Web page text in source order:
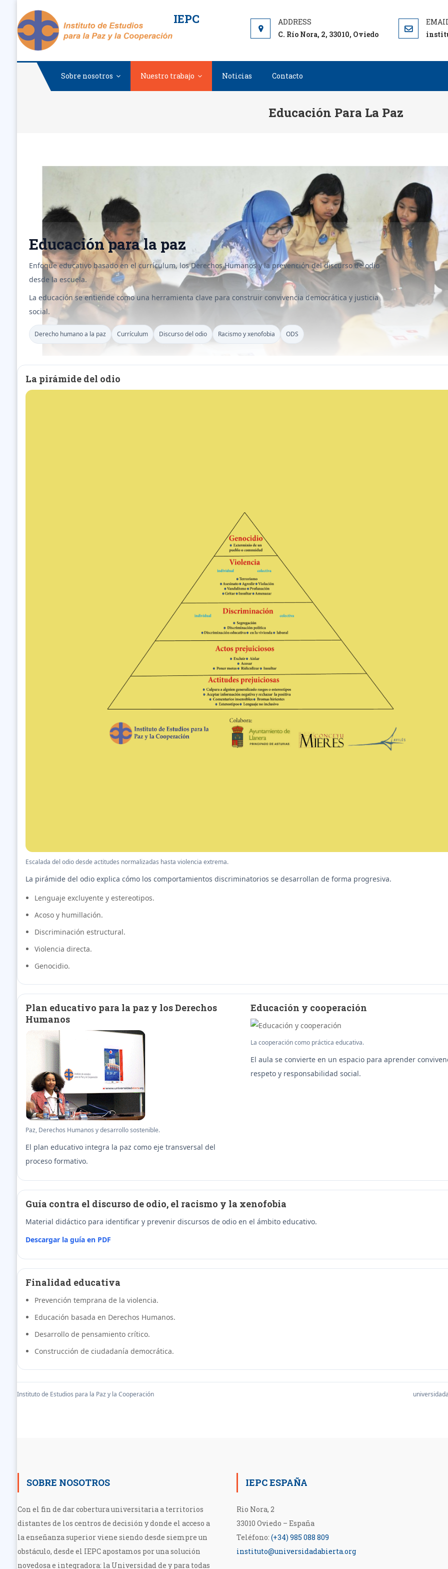
al
contenido
IEPC
C. Río Nora, 2, 33010, Oviedo
Sobre nosotros Nuestro trabajo Noticias Contacto
Educación Para La Paz
Educación para la paz
Enfoque educativo basado en el currículum, los Derechos Humanos y la prevención del discurso de odio
desde la escuela.
La educación se entiende como una herramienta clave para construir convivencia democrática y justicia
social.
Derecho humano a la paz Currículum Discurso del odio Racismo y xenofobia ODS
La pirámide del odio
Escalada del odio desde actitudes normalizadas hasta violencia extrema.
La pirámide del odio explica cómo los comportamientos discriminatorios se desarrollan de forma progresiva.
Lenguaje excluyente y estereotipos.
Acoso y humillación.
Discriminación estructural.
Violencia directa.
Genocidio.
Plan educativo para la paz y los Derechos
Humanos
Paz, Derechos Humanos y desarrollo sostenible.
El plan educativo integra la paz como eje transversal del
proceso formativo.
Educación y cooperación
La cooperación como práctica educativa.
El aula se convierte en un espacio para aprender
respeto y responsabilidad social.
Guía contra el discurso de odio, el racismo y la xenofobia
Material didáctico para identificar y prevenir discursos de odio en el ámbito educativo.
Descargar la guía en PDF
Finalidad educativa
Prevención temprana de la violencia.
Educación basada en Derechos Humanos.
Desarrollo de pensamiento crítico.
Construcción de ciudadanía democrática.
Instituto de Estudios para la Paz y la Cooperación
SOBRE NOSOTROS
Con el fin de dar cobertura universitaria a territorios
distantes de los centros de decisión y donde el acceso a
la enseñanza superior viene siendo desde siempre un
obstáculo, desde el IEPC apostamos por una solución
novedosa e integradora: la Universidad de y para todas
IEPC ESPAÑA
Rio Nora, 2
33010 Oviedo – España
Teléfono:(+34) 985 088 809
instituto@universidadabierta.org